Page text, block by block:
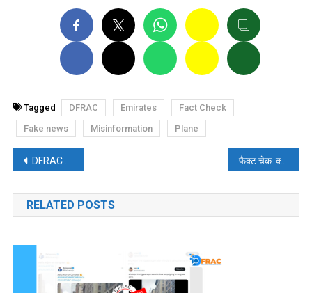
Tagged DFRAC Emirates
Fact Check
Fake news
Misinformation Plane
पोस्ट
नेविगेशन
DFRAC विश्लेषणः ‘दलितों’ के खिलाफ भारत का ‘अन-सोशल मीडिया’ फैक्ट चेक: क्या रूस ने यूक्रेन की सीमा पर “लेट्स गो ब्रैंडन” लिखा?
RELATED POSTS